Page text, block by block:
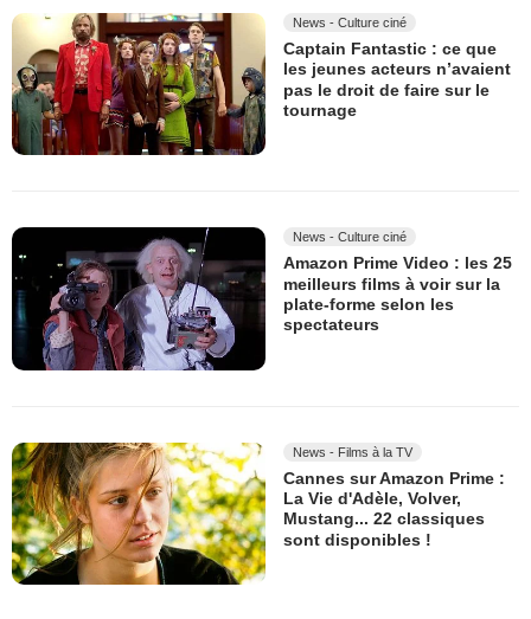
News - Culture ciné
Captain Fantastic : ce que
les jeunes acteurs n’avaient
pas le droit de faire sur le
tournage
News - Culture ciné
Amazon Prime Video : les 25
meilleurs films à voir sur la
plate-forme selon les
spectateurs
News - Films à la TV
Cannes sur Amazon Prime :
La Vie d'Adèle, Volver,
Mustang... 22 classiques
sont disponibles !